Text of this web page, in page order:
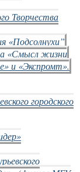
Творчества
«Подсолнухи”
«Смысл жизни
и «Экспромт».
городского